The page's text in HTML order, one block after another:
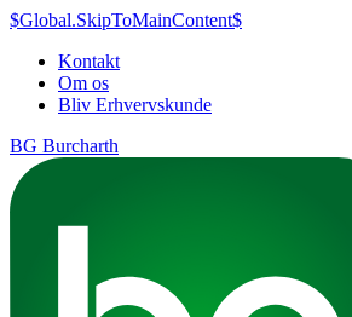
$Global.SkipToMainContent$
Kontakt
Om os
Bliv Erhvervskunde
BG Burcharth